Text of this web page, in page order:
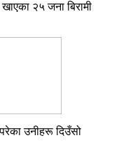
२५ जना बिरामी
उनीहरू दिउँसो